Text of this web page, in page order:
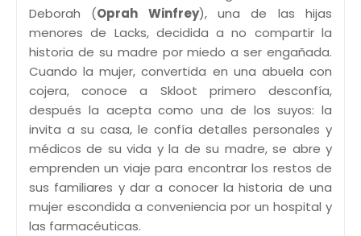
Deborah (Oprah Winfrey), una de las hijas
menores de Lacks, decidida a no compartir la
historia de su madre por miedo a ser engañada.
Cuando la mujer, convertida en una abuela con
cojera, conoce a Skloot primero desconfía,
después la acepta como una de los suyos: la
invita a su casa, le confía detalles personales y
médicos de su vida y la de su madre, se abre y
emprenden un viaje para encontrar los restos de
sus familiares y dar a conocer la historia de una
mujer escondida a conveniencia por un hospital y
las farmacéuticas.